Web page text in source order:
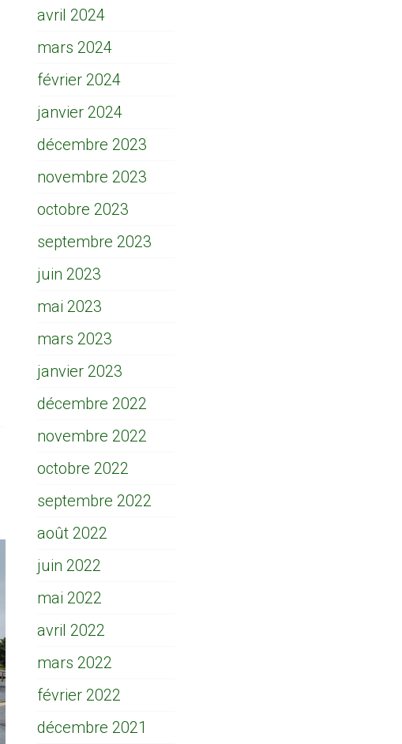
avril 2024
mars 2024
février 2024
janvier 2024
décembre 2023
novembre 2023
octobre 2023
septembre 2023
juin 2023
mai 2023
mars 2023
janvier 2023
décembre 2022
novembre 2022
octobre 2022
septembre 2022
août 2022
juin 2022
mai 2022
avril 2022
mars 2022
février 2022
décembre 2021